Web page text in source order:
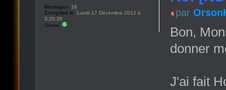
par
Bon,
donner
J'ai fait
Messages: 16
Enregistré le: Lundi 17 Décembre 2012 à
3:25:35
Genre: